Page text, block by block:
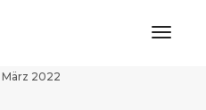
März 2022